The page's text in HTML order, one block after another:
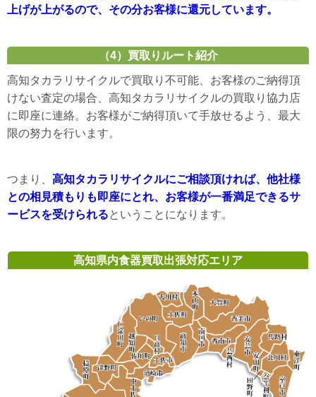
上げが上がるので、その分お客様に還元しています。
（4）買取りルート紹介
高知タカラリサイクルで買取り不可能、お客様のご納得頂
けない査定の場合、高知タカラリサイクルの買取り協力店
に即座に連絡。お客様がご納得頂いて手放せるよう、最大
限の努力を行います。
つまり、 高知タカラリサイクルにご相談頂ければ、他社様
との相見積もりも即座にとれ、お客様が一番満足できるサ
ービスを受けられるということになります。
高知県内食器買取出張対応エリア